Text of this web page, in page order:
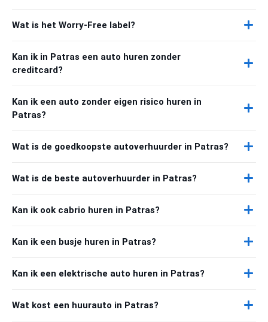
Wat is het Worry-Free label?
Kan ik in Patras een auto huren zonder
creditcard?
Kan ik een auto zonder eigen risico huren in
Patras?
Wat is de goedkoopste autoverhuurder in Patras?
Wat is de beste autoverhuurder in Patras?
Kan ik ook cabrio huren in Patras?
Kan ik een busje huren in Patras?
Kan ik een elektrische auto huren in Patras?
Wat kost een huurauto in Patras?